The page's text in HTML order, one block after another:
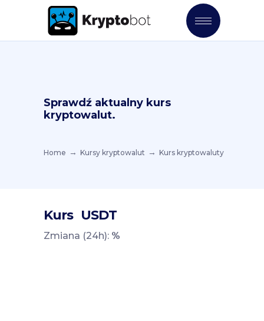
Sprawdź aktualny kurs
kryptowalut.
Home Kursy kryptowalut Kurs kryptowaluty
Kurs USDT
Zmiana (24h): %